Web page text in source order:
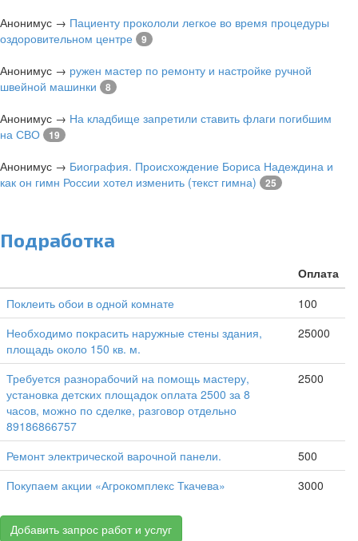
Анонимус → Пациенту прокололи легкое во время процедуры
оздоровительном центре
9
Анонимус → ружен мастер по ремонту и настройке ручной
швейной машинки
8
Анонимус → На кладбище запретили ставить флаги погибшим
на СВО
19
Анонимус → Биография. Происхождение Бориса Надеждина и
как он гимн России хотел изменить (текст гимна)
25
Подработка
Оплата
Поклеить обои в одной комнате
100
Необходимо покрасить наружные стены здания,
площадь около 150 кв. м.
25000
Требуется разнорабочий на помощь мастеру,
установка детских площадок оплата 2500 за 8
часов, можно по сделке, разговор отдельно
89186866757
2500
Ремонт электрической варочной панели.
500
Покупаем акции «Агрокомплекс Ткачева»
3000
Добавить запрос работ и услуг